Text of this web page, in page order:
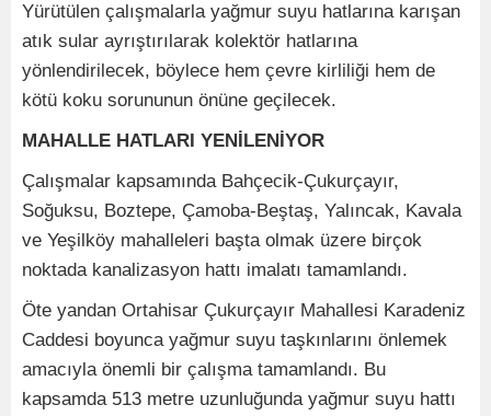
Yürütülen çalışmalarla yağmur suyu hatlarına karışan
atık sular ayrıştırılarak kolektör hatlarına
yönlendirilecek, böylece hem çevre kirliliği hem de
kötü koku sorununun önüne geçilecek.
MAHALLE HATLARI YENİLENİYOR
Çalışmalar kapsamında Bahçecik-Çukurçayır,
Soğuksu, Boztepe, Çamoba-Beştaş, Yalıncak, Kavala
ve Yeşilköy mahalleleri başta olmak üzere birçok
noktada kanalizasyon hattı imalatı tamamlandı.
Öte yandan Ortahisar Çukurçayır Mahallesi Karadeniz
Caddesi boyunca yağmur suyu taşkınlarını önlemek
amacıyla önemli bir çalışma tamamlandı. Bu
kapsamda 513 metre uzunluğunda yağmur suyu hattı